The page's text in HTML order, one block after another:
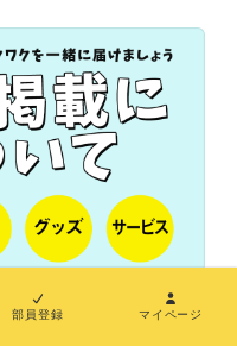
部員登録 マイページ